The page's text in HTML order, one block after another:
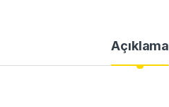
Açıklama